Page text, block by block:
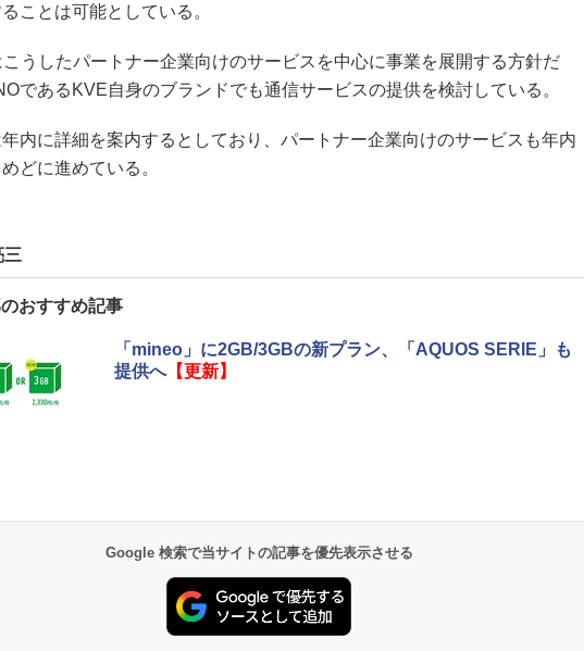
ことは可能としている。
うしたパートナー企業向けのサービスを中心に事業を展開する方針だ
であるKVE自身のブランドでも通信サービスの提供を検討している。
内に詳細を案内するとしており、パートナー企業向けのサービスも年内
どに進めている。
三
おすすめ記事
「mineo」に2GB/3GBの新プラン、「AQUOS SERIE」も
提供へ【更新】
Google 検索で当サイトの記事を優先表示させる